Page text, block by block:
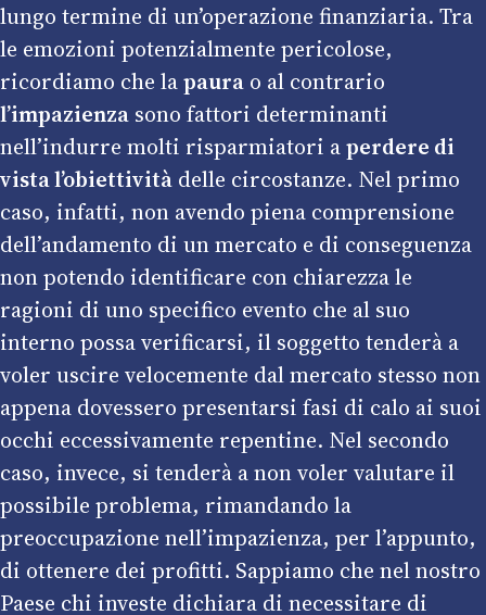
lungo termine di un’operazione finanziaria. Tra
le emozioni potenzialmente pericolose,
ricordiamo che lapaura o al contrario
l’impazienza sono fattori determinanti
nell’indurre molti risparmiatori aperdere di
vista l’obiettività delle circostanze. Nel primo
caso, infatti, non avendo piena comprensione
dell’andamento di un mercato e di conseguenza
non potendo identificare con chiarezza le
ragioni di uno specifico evento che al suo
interno possa verificarsi, il soggetto tenderà a
voler uscire velocemente dal mercato stesso non
appena dovessero presentarsi fasi di calo ai suoi
occhi eccessivamente repentine. Nel secondo
caso, invece, si tenderà a non voler valutare il
possibile problema, rimandando la
preoccupazione nell’impazienza, per l’appunto,
di ottenere dei profitti. Sappiamo che nel nostro
Paese chi investe dichiara di necessitare di